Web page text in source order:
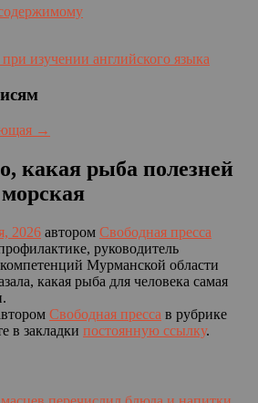
изучении английского языка
→
какая рыба полезней
2026 автором Свободная пресса
руководитель
Мурманской области
какая рыба для человека самая
Свободная пресса в рубрике
в закладки постоянную ссылку.